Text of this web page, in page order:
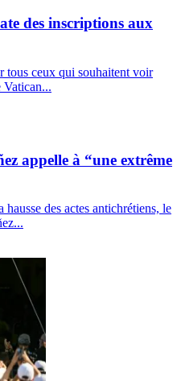
des inscriptions aux
tous ceux qui souhaitent voir
appelle à “une extrême
des actes antichrétiens, le